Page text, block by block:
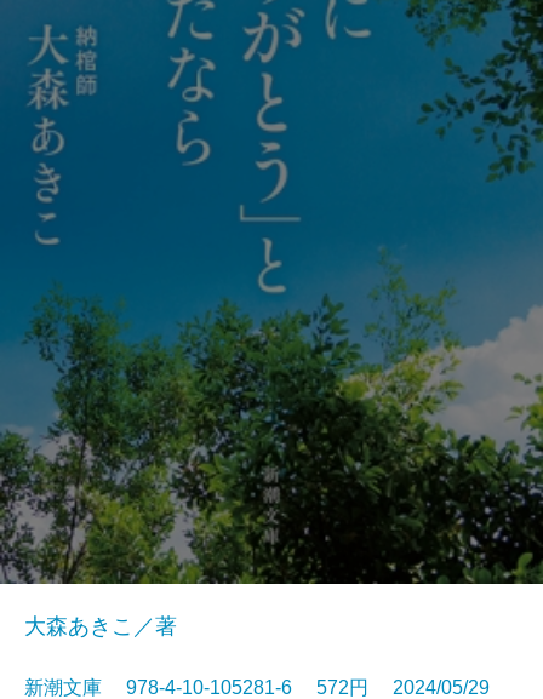
大森あきこ／著
新潮文庫 978-4-10-105281-6 572円 2024/05/29